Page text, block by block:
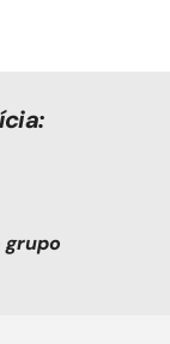
grupo